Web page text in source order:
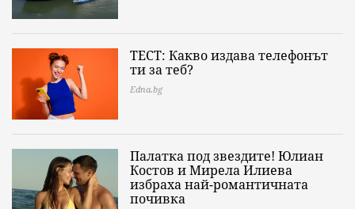
ТЕСТ: Какво издава телефонът
ти за теб?
Edna.bg
Палатка под звездите! Юлиан
Костов и Мирела Илиева
избраха най-романтичната
почивка